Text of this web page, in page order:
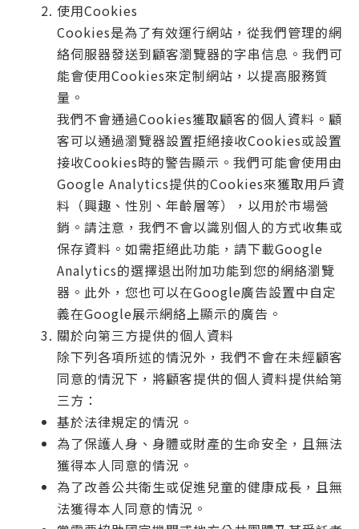
使用Cookies
Cookies是為了有效運行網站，從我們管理的網
絡伺服器發送到顧客瀏覽器的字串信息。我們可
能會使用Cookies來定制網站，以提高服務質
量。
我們不會通過Cookies獲取顧客的個人資料。顧
客可以通過瀏覽器設置拒絕接收Cookies或設置
接收Cookies時的警告顯示。我們可能會使用由
Google Analytics提供的Cookies來獲取用戶資
料（興趣、性別、年齡層等），以用於市場營
銷。請注意，我們不會以識別個人的方式收集或
保存資料。如需拒絕此功能，請下載Google
Analytics的選擇退出附加功能到您的網絡瀏覽
器。此外，您也可以在Google廣告設置中自定
義在Google展示網絡上顯示的廣告。
關於向第三方提供的個人資料
除下列各項所述的情況外，我們不會在未經顧客
同意的情況下，將顧客提供的個人資料提供給第
三方：
基於法律規定的情況。
為了保護人身、身體或財產的生命安全，且無法
獲得本人同意的情況。
為了改善公共衛生或促進兒童的健康成長，且無
法獲得本人同意的情況。